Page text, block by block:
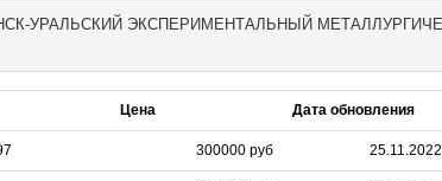
УРАЛЬСКИЙ ЭКСПЕРИМЕНТАЛЬНЫЙ
Цена Дата обновления
300000 руб 25.11.2022